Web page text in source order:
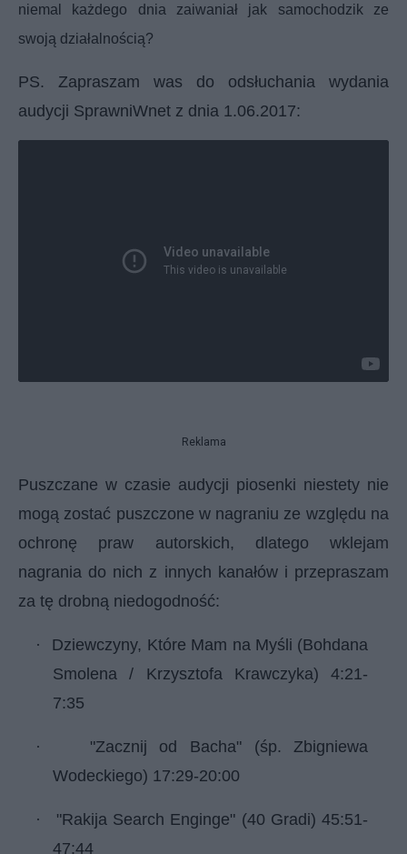
niemal każdego dnia zaiwaniał jak samochodzik ze
swoją działalnością?
PS. Zapraszam was do odsłuchania wydania
audycji SprawniWnet z dnia 1.06.2017:
Reklama
Puszczane w czasie audycji piosenki niestety nie
mogą zostać puszczone w nagraniu ze względu na
ochronę praw autorskich, dlatego wklejam
nagrania do nich z innych kanałów i przepraszam
za tę drobną niedogodność:
·
Dziewczyny, Które Mam na Myśli (Bohdana
Smolena / Krzysztofa Krawczyka)
4:21 -
7:35
·
"Zacznij od Bacha" (śp. Zbigniewa
Wodeckiego) 17:29-20:00
· "Rakija Search Enginge" (40 Gradi) 45:51 -
47:44